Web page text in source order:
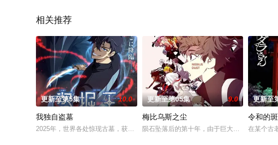
相关推荐
更新至第5集 10.0
我独自盗墓
2025年，世界各处惊现古墓，获得墓中“宝物”之人便能获得先人的异能，全世界为获
更新至第05集 9.0
梅比乌斯之尘
陨石坠落后的第十年，由于巨大结晶释放出的
更新至
令和的
在某个古